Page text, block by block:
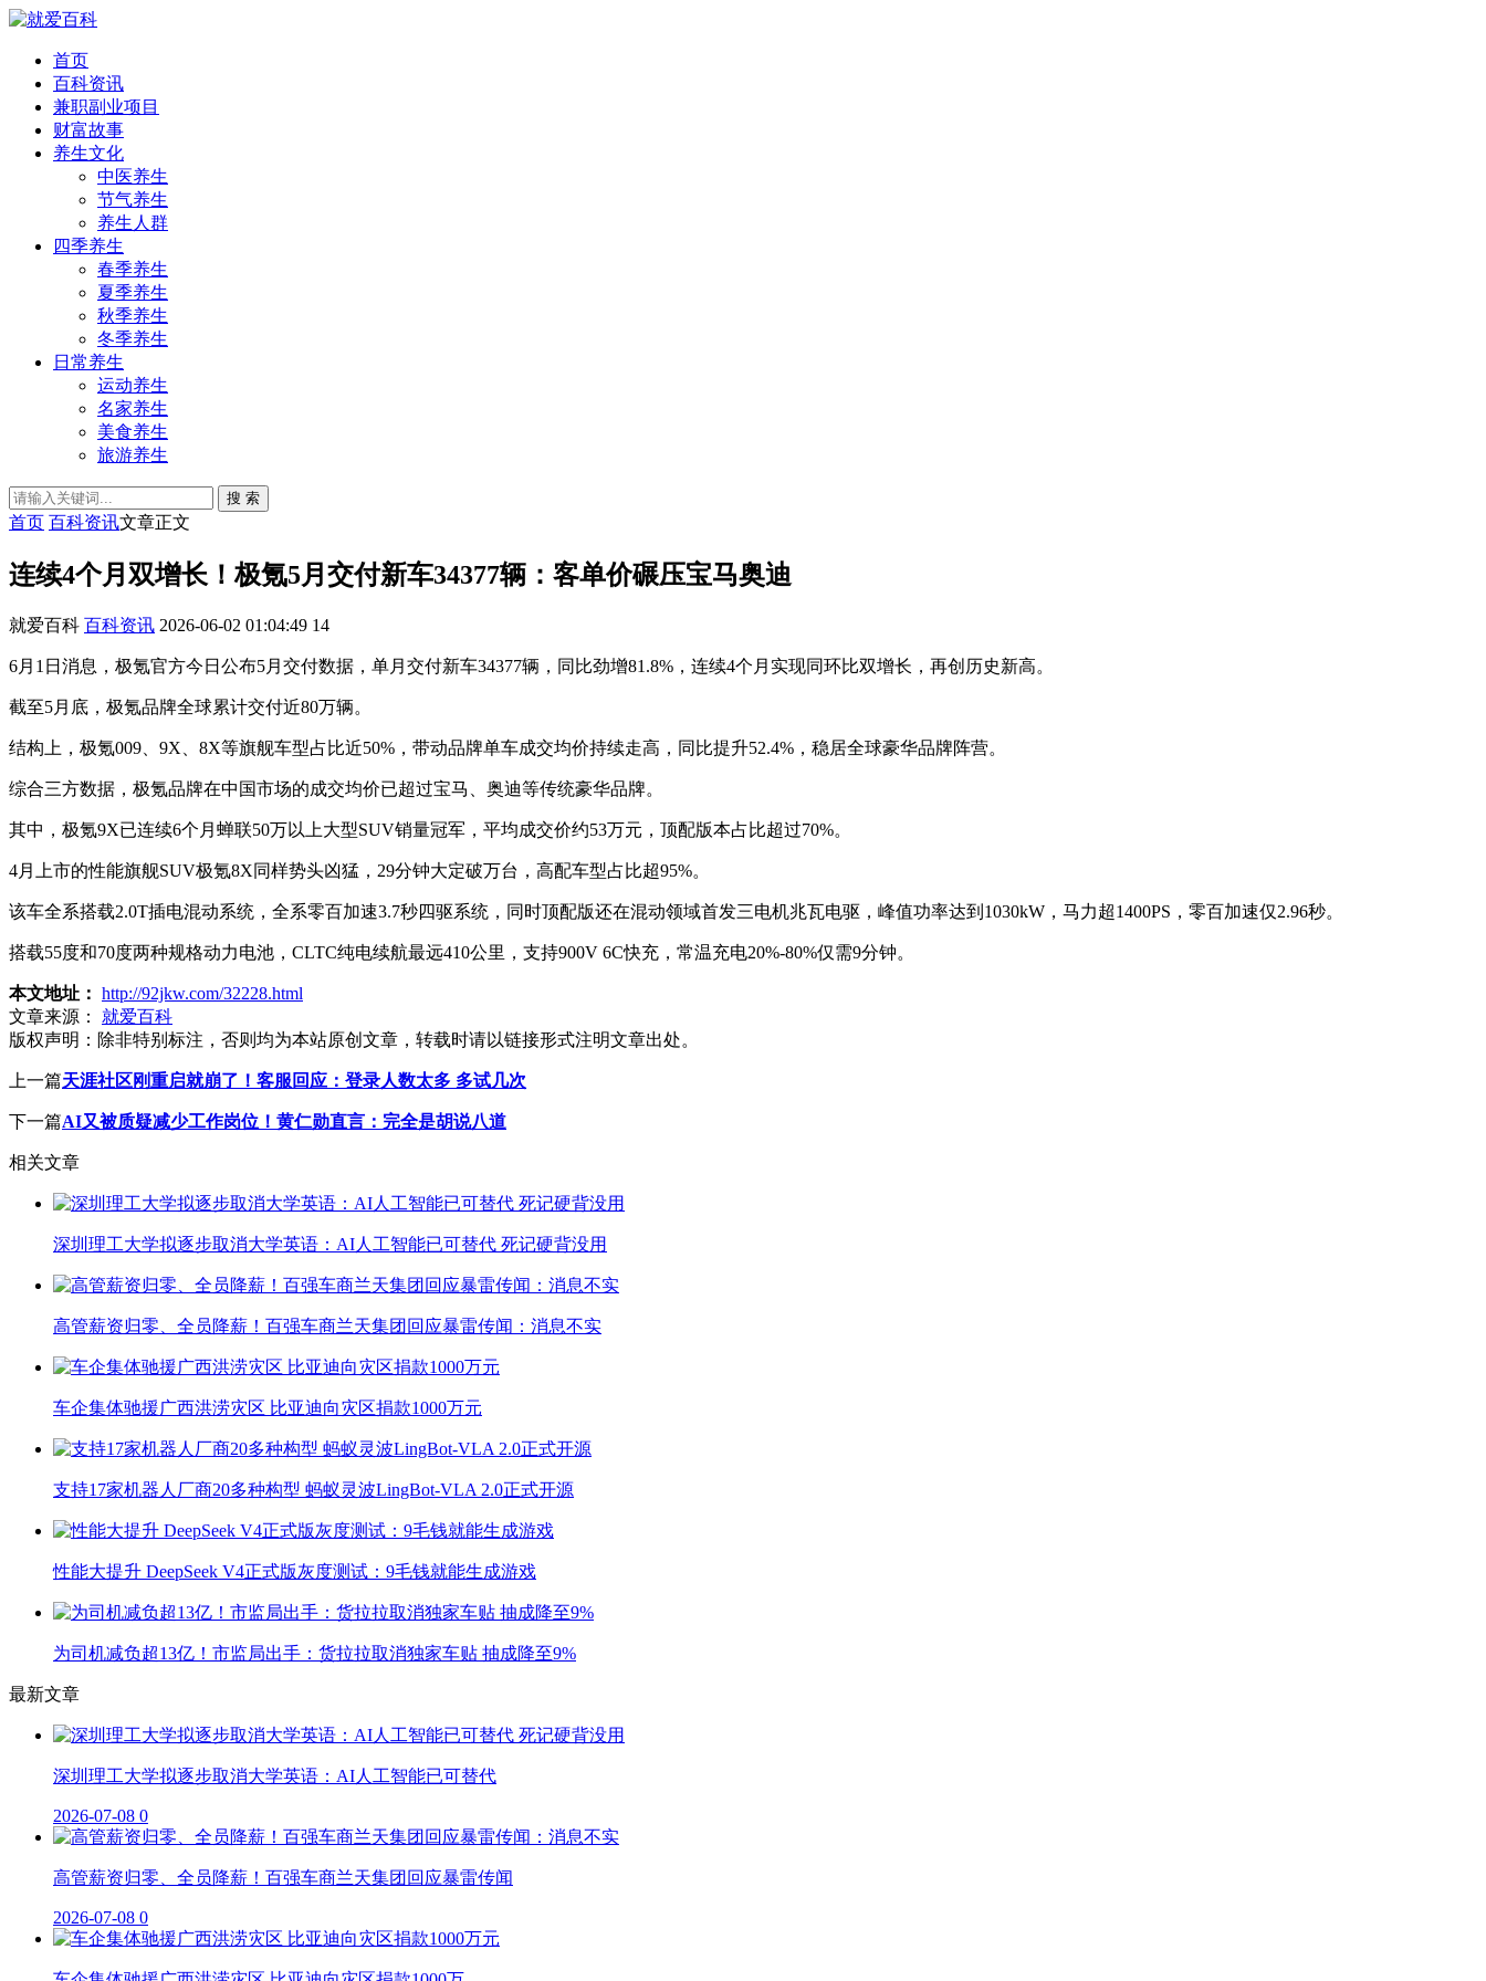
首页
百科资讯
兼职副业项目
财富故事
养生文化
中医养生
节气养生
养生人群
四季养生
春季养生
夏季养生
秋季养生
冬季养生
日常养生
运动养生
名家养生
美食养生
旅游养生
搜 索
首页 百科资讯文章正文
连续4个月双增长！极氪5月交付新车34377辆：客单价碾压宝马奥迪
就爱百科 百科资讯 2026-06-02 01:04:49 14
6月1日消息，极氪官方今日公布5月交付数据，单月交付新车34377辆，同比劲增81.8%，连续4个月实现同环比双增长，再创历史新高。
截至5月底，极氪品牌全球累计交付近80万辆。
结构上，极氪009、9X、8X等旗舰车型占比近50%，带动品牌单车成交均价持续走高，同比提升52.4%，稳居全球豪华品牌阵营。
综合三方数据，极氪品牌在中国市场的成交均价已超过宝马、奥迪等传统豪华品牌。
其中，极氪9X已连续6个月蝉联50万以上大型SUV销量冠军，平均成交价约53万元，顶配版本占比超过70%。
4月上市的性能旗舰SUV极氪8X同样势头凶猛，29分钟大定破万台，高配车型占比超95%。
该车全系搭载2.0T插电混动系统，全系零百加速3.7秒四驱系统，同时顶配版还在混动领域首发三电机兆瓦电驱，峰值功率达到1030kW，马力超1400PS，零百加速仅2.96秒。
搭载55度和70度两种规格动力电池，CLTC纯电续航最远410公里，支持900V 6C快充，常温充电20%-80%仅需9分钟。
本文地址： http://92jkw.com/32228.html
文章来源：
就爱百科
版权声明： 除非特别标注，否则均为本站原创文章，转载时请以链接形式注明文章出处。
上一篇天涯社区刚重启就崩了！客服回应：登录人数太多 多试几次
下一篇AI又被质疑减少工作岗位！黄仁勋直言：完全是胡说八道
相关文章
深圳理工大学拟逐步取消大学英语：AI人工智能已可替代 死记硬背没用
高管薪资归零、全员降薪！百强车商兰天集团回应暴雷传闻：消息不实
车企集体驰援广西洪涝灾区 比亚迪向灾区捐款1000万元
支持17家机器人厂商20多种构型 蚂蚁灵波LingBot-VLA 2.0正式开源
性能大提升 DeepSeek V4正式版灰度测试：9毛钱就能生成游戏
为司机减负超13亿！市监局出手：货拉拉取消独家车贴 抽成降至9%
最新文章
深圳理工大学拟逐步取消大学英语：AI人工智能已可替代
2026-07-08 0
高管薪资归零、全员降薪！百强车商兰天集团回应暴雷传闻
2026-07-08 0